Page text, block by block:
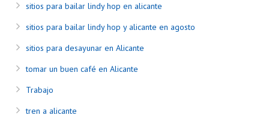
sitios para bailar lindy hop en alicante
sitios para bailar lindy hop y alicante en agosto
sitios para desayunar en Alicante
tomar un buen café en Alicante
Trabajo
tren a alicante